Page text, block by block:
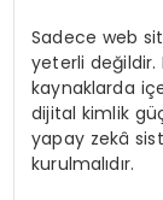
Sadece web
yeterli değildir.
kaynaklarda
dijital kimlik
yapay zekâ
kurulmalıdır.